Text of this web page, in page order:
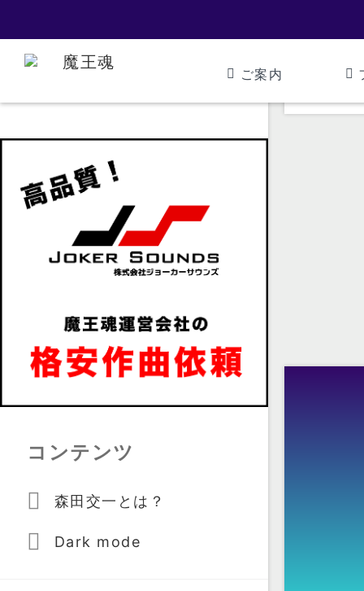
ご案内
コンテンツ
森田交一とは？
Dark mode